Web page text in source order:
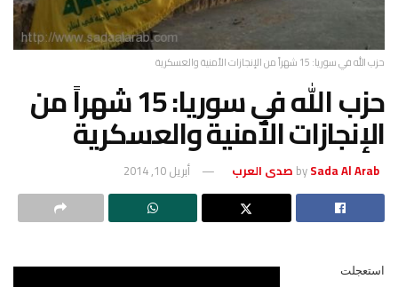
حزب الله في سوريا: 15 شهراً من الإنجازات الأمنية والعسكرية
حزب الله في سوريا: 15 شهراً من
الإنجازات الأمنية والعسكرية
bySada Al Arab صدى العرب أبريل 10, 2014
استعجلت